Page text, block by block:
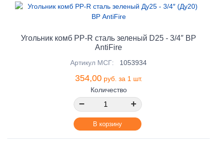
Угольник комб PP-R сталь зеленый D25 - 3/4″ ВР
AntiFire
Артикул МСГ: 1053934
354,00руб. за 1 шт.
Количество
− +
В корзину